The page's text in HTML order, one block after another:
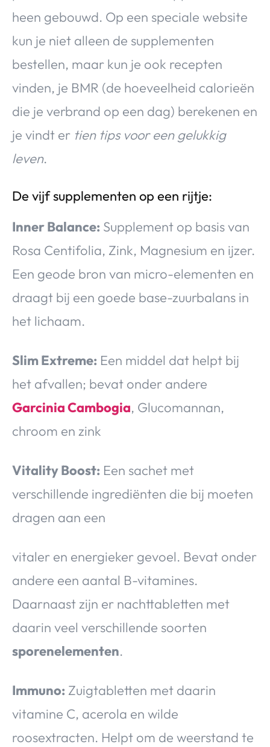
heen gebouwd. Op een speciale website
kun je niet alleen de supplementen
bestellen, maar kun je ook recepten
vinden, je BMR (de hoeveelheid calorieën
die je verbrand op een dag) berekenen en
je vindt er tien tips voor een gelukkig
leven.
De vijf supplementen op een rijtje:
Inner Balance: Supplement op basis van
Rosa Centifolia, Zink, Magnesium en ijzer.
Een geode bron van micro-elementen en
draagt bij een goede base-zuurbalans in
het lichaam.
Slim Extreme: Een middel dat helpt bij
het afvallen; bevat onder andere
Garcinia Cambogia, Glucomannan,
chroom en zink
Vitality Boost: Een sachet met
verschillende ingrediënten die bij moeten
dragen aan een
vitaler en energieker gevoel. Bevat onder
andere een aantal B-vitamines.
Daarnaast zijn er nachttabletten met
daarin veel verschillende soorten
sporenelementen.
Immuno: Zuigtabletten met daarin
vitamine C, acerola en wilde
roosextracten. Helpt om de weerstand te